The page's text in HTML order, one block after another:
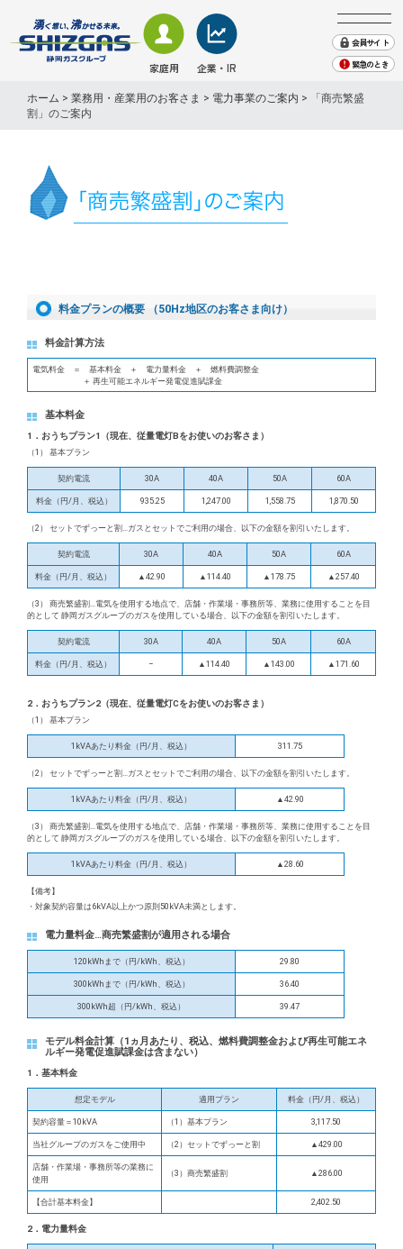
家庭用
家庭用のお客さま − TOP
電気
その他
ガス機器・設備
ショールーム来館のご予約
料理教室のお申し込み
お近くの静岡ガス
業務用・産業用のお客さま − TOP
電気
その他
業務用ガス機器情報
天然ガスのご案内
企業・IR
企業・IR情報 − TOP
株主・投資家情報
会員サイト
緊急のとき
株主・投資家情報
業務用・産業用のお客さま
SHIZGAS TIMES（取組み)
緊急のときは
ホーム > 業務用・産業用のお客さま > 電力事業のご案内 > 「商売繁盛
割」のご案内
料金プランの概要 （50Hz地区のお客さま向け）
料金計算方法
電気料金 ＝ 基本料金 ＋ 電力量料金 ＋ 燃料費調整金
＋ 再生可能エネルギー発電促進賦課金
基本料金
1．おうちプラン1（現在、従量電灯Bをお使いのお客さま）
（1） 基本プラン
契約電流 30A 40A 50A 60A
料金（円/月、税込） 935.25 1,247.00 1,558.75 1,870.50
（2） セットでずっーと割…ガスとセットでご利用の場合、以下の金額を割引いたします。
契約電流 30A 40A 50A 60A
料金（円/月、税込） ▲42.90 ▲114.40 ▲178.75 ▲257.40
（3） 商売繁盛割…電気を使用する地点で、店舗・作業場・事務所等、業務に使用することを目
的として 静岡ガスグループのガスを使用している場合、以下の金額を割引いたします。
契約電流 30A 40A 50A 60A
料金（円/月、税込） − ▲114.40 ▲143.00 ▲171.60
2．おうちプラン2（現在、従量電灯Cをお使いのお客さま）
（1） 基本プラン
1kVAあたり料金（円/月、税込） 311.75
（2） セットでずっーと割…ガスとセットでご利用の場合、以下の金額を割引いたします。
1kVAあたり料金（円/月、税込） ▲42.90
（3） 商売繁盛割…電気を使用する地点で、店舗・作業場・事務所等、業務に使用することを目
的として 静岡ガスグループのガスを使用している場合、以下の金額を割引いたします。
1kVAあたり料金（円/月、税込） ▲28.60
【備考】
・対象契約容量は6kVA以上かつ原則50kVA未満とします。
電力量料金…商売繁盛割が適用される場合
120kWhまで（円/kWh、税込） 29.80
300kWhまで（円/kWh、税込） 36.40
300kWh超（円/kWh、税込） 39.47
モデル料金計算（1ヵ月あたり、税込、燃料費調整金および再生可能エネ
ルギー発電促進賦課金は含まない）
1．基本料金
想定モデル 適用プラン 料金（円/月、税込）
契約容量＝10kVA （1）基本プラン 3,117.50
当社グループのガスをご使用中 （2）セットでずっーと割 ▲429.00
店舗・作業場・事務所等の業務に
使用
（3）商売繁盛割 ▲286.00
【合計基本料金】 2,402.50
2．電力量料金